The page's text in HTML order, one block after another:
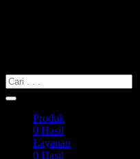
Produk
0 Hasil
Layanan
0 Hasil